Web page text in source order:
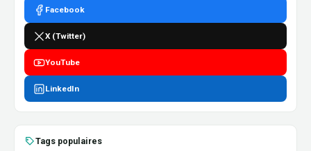
Facebook
X (Twitter)
YouTube
LinkedIn
Tags populaires